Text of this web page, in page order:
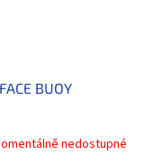
BUOY
nedostupné